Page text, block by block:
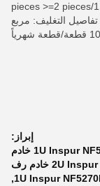
تفاصيل التغليف: مربع
إبراز:
مستخدم Inspur NF5270M6 خادم رف,1U Inspur NF5270M6 خادم
1U Inspur
,